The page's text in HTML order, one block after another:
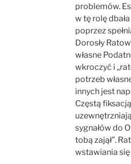
problemów.
w tę rolę
poprzez
Dorosły
własne
wkroczyć i
potrzeb
innych jest
Częstą
sygnałów do
tobą zajął”.
wstawiania